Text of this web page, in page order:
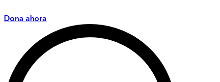
Dona ahora